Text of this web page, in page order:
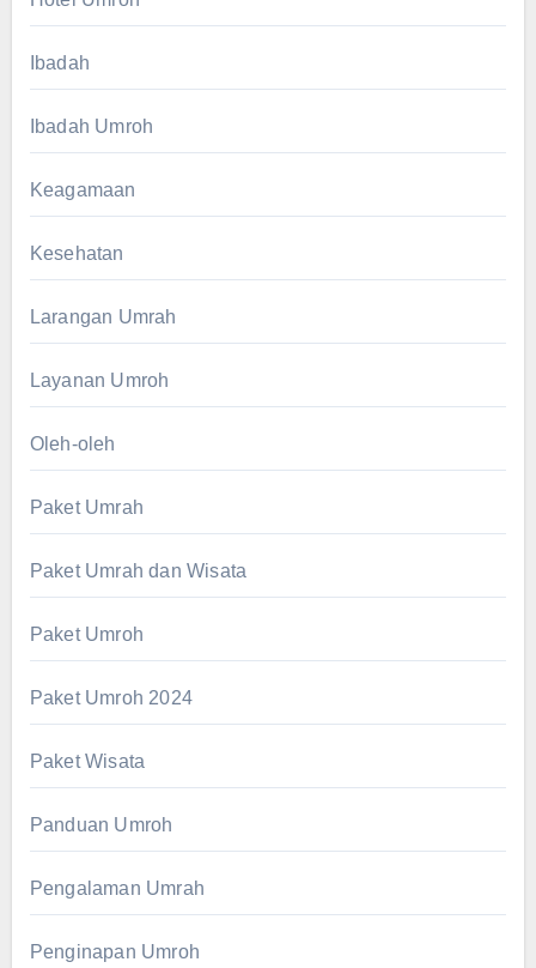
Ibadah
Ibadah Umroh
Keagamaan
Kesehatan
Larangan Umrah
Layanan Umroh
Oleh-oleh
Paket Umrah
Paket Umrah dan Wisata
Paket Umroh
Paket Umroh 2024
Paket Wisata
Panduan Umroh
Pengalaman Umrah
Penginapan Umroh